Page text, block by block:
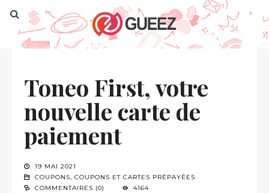
Toneo First, votre
nouvelle carte de
paiement
19 MAI 2021
COUPONS, COUPONS ET CARTES PRÉPAYÉES
COMMENTAIRES (0)
4164